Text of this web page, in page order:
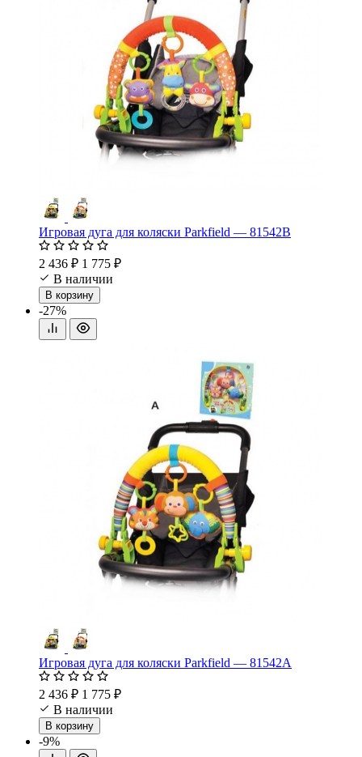
Игровая дуга для коляски Parkfield — 81542B
2 436 ₽ 1 775 ₽
В наличии
В корзину
-27%
Игровая дуга для коляски Parkfield — 81542А
2 436 ₽ 1 775 ₽
В наличии
В корзину
-9%